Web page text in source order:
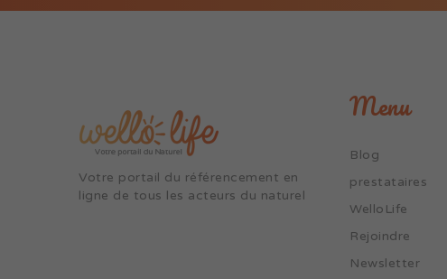
Votre portail du référencement en
ligne de tous les acteurs du naturel
Menu
Blog
prestataires
WelloLife
Rejoindre
Newsletter